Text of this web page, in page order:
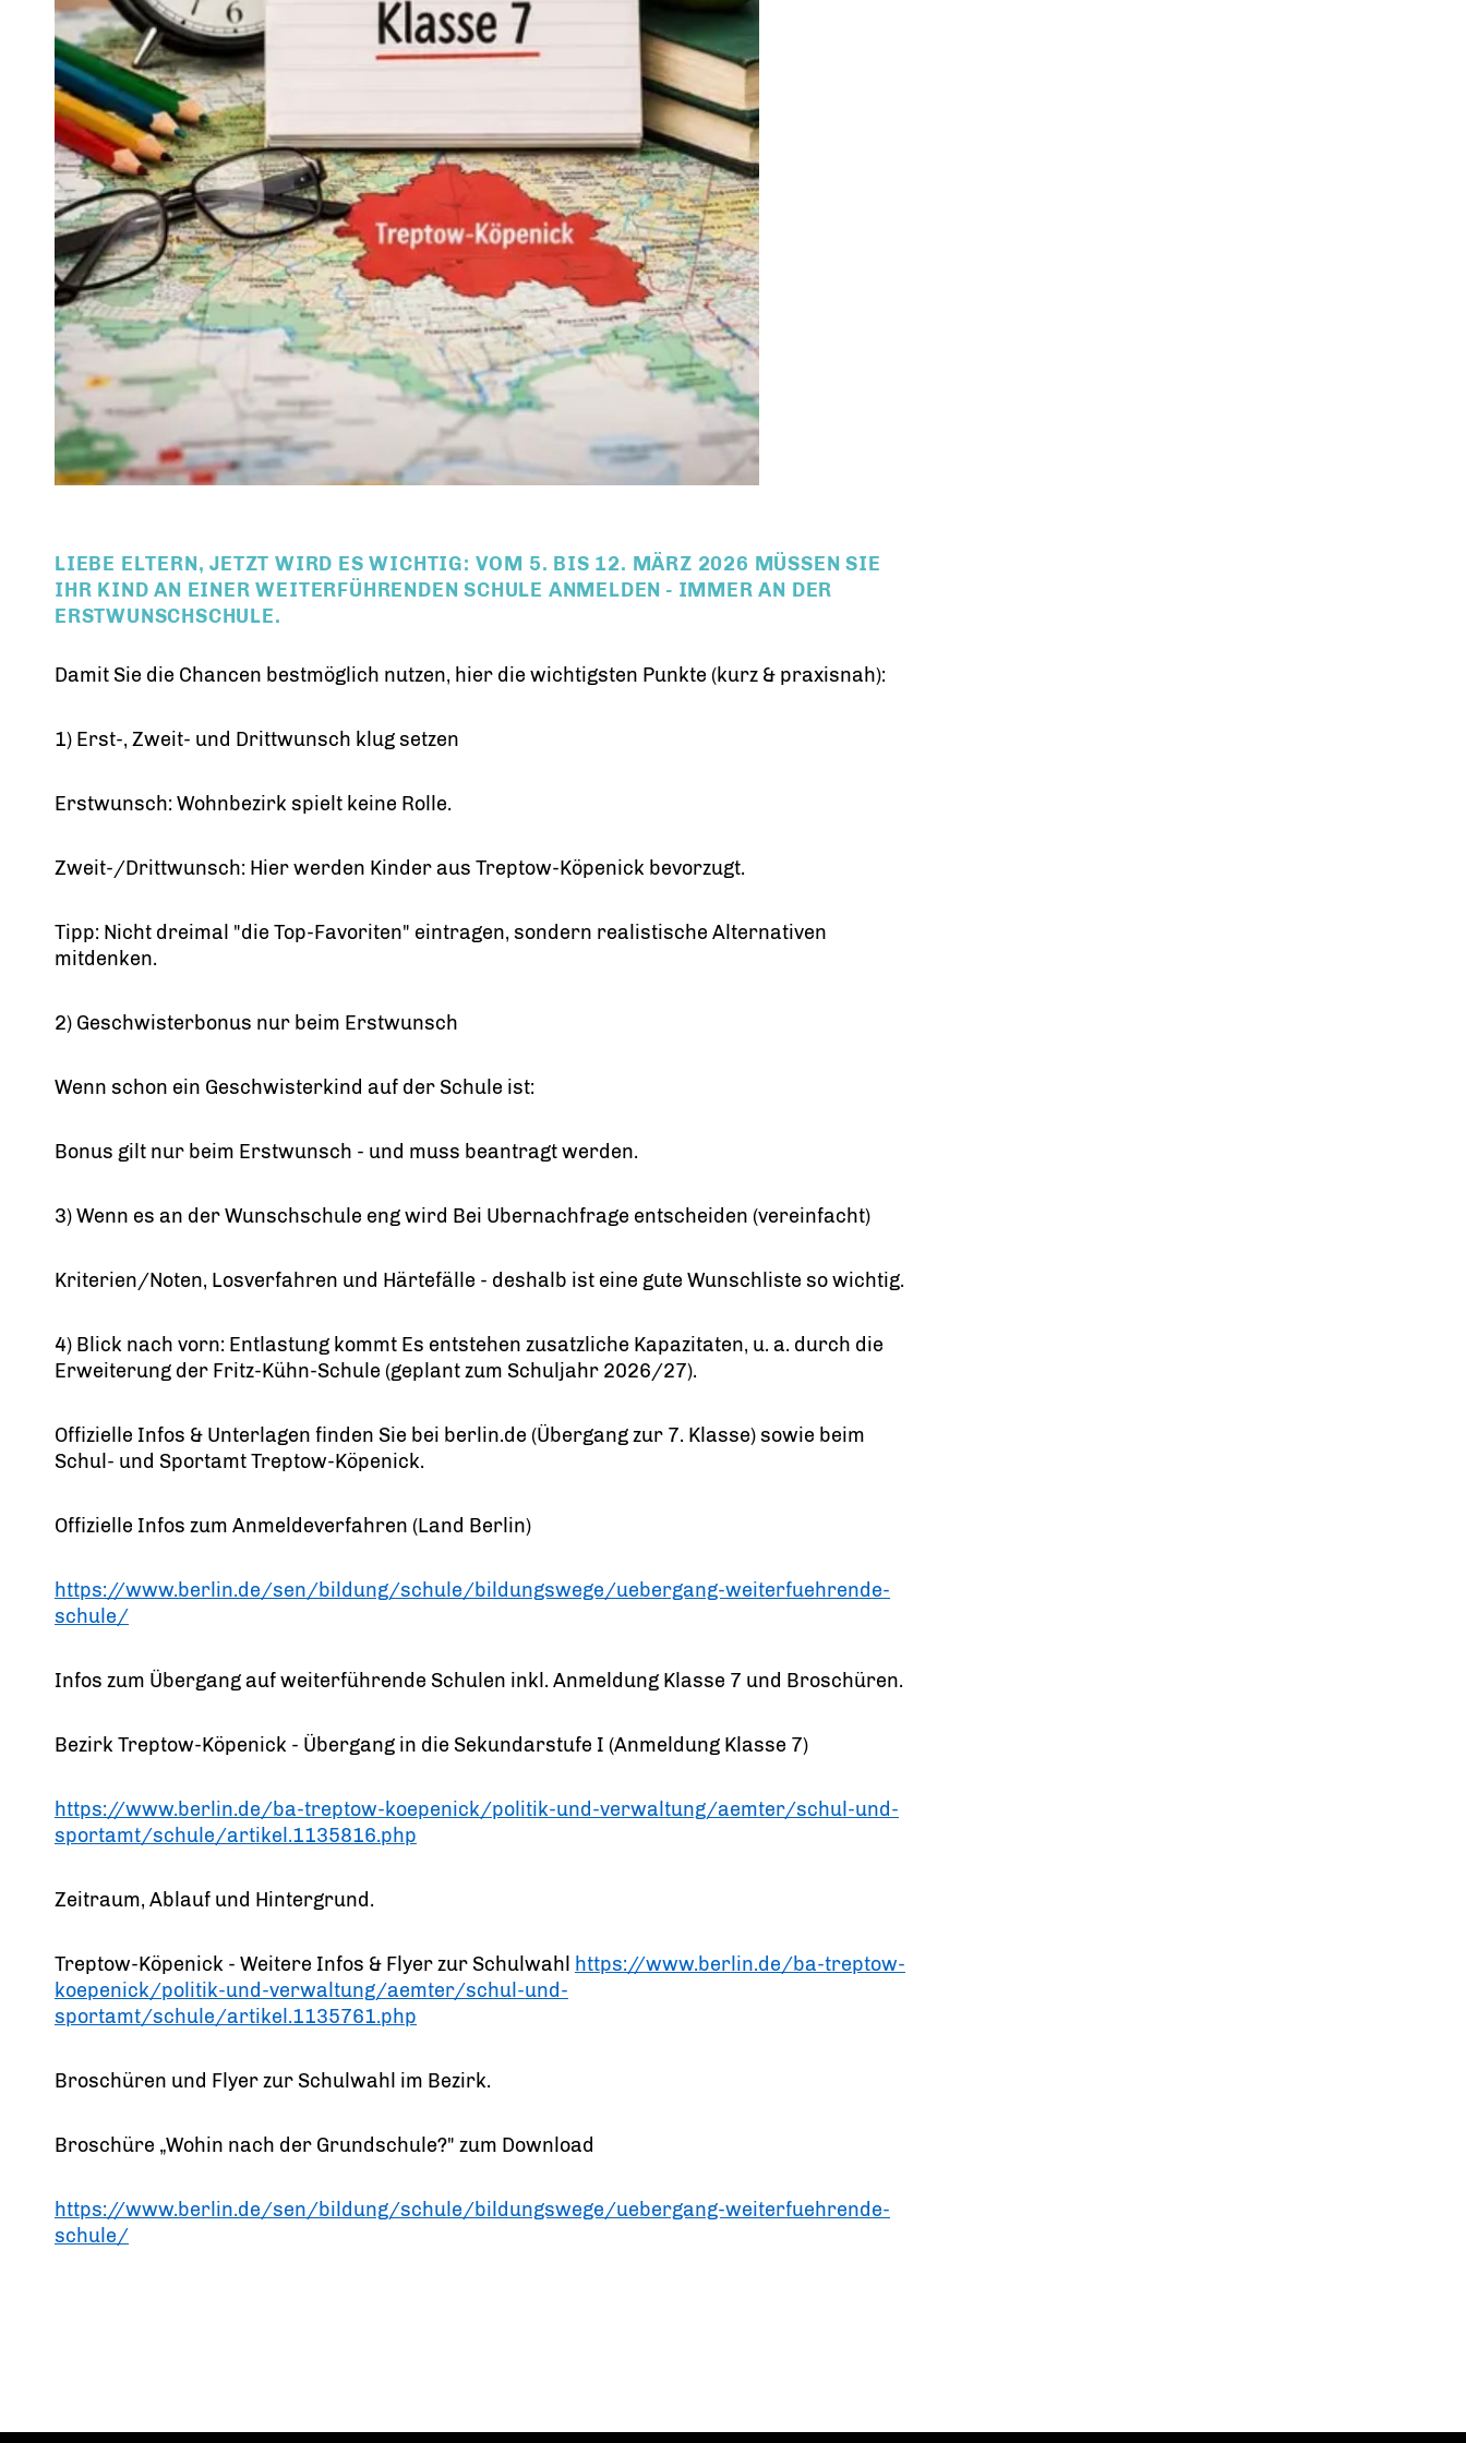
LIEBE ELTERN, JETZT WIRD ES WICHTIG: VOM 5. BIS 12. MÄRZ 2026 MÜSSEN SIE
IHR KIND AN EINER WEITERFÜHRENDEN SCHULE ANMELDEN - IMMER AN DER
ERSTWUNSCHSCHULE.
Damit Sie die Chancen bestmöglich nutzen, hier die wichtigsten Punkte (kurz & praxisnah):
1) Erst-, Zweit- und Drittwunsch klug setzen
Erstwunsch: Wohnbezirk spielt keine Rolle.
Zweit-/Drittwunsch: Hier werden Kinder aus Treptow-Köpenick bevorzugt.
Tipp: Nicht dreimal "die Top-Favoriten" eintragen, sondern realistische Alternativen
mitdenken.
2) Geschwisterbonus nur beim Erstwunsch
Wenn schon ein Geschwisterkind auf der Schule ist:
Bonus gilt nur beim Erstwunsch - und muss beantragt werden.
3) Wenn es an der Wunschschule eng wird Bei Ubernachfrage entscheiden (vereinfacht)
Kriterien/Noten, Losverfahren und Härtefälle - deshalb ist eine gute Wunschliste so wichtig.
4) Blick nach vorn: Entlastung kommt Es entstehen zusatzliche Kapazitaten, u. a. durch die
Erweiterung der Fritz-Kühn-Schule (geplant zum Schuljahr 2026/27).
Offizielle Infos & Unterlagen finden Sie bei berlin.de (Übergang zur 7. Klasse) sowie beim
Schul- und Sportamt Treptow-Köpenick.
Offizielle Infos zum Anmeldeverfahren (Land Berlin)
https://www.berlin.de/sen/bildung/schule/bildungswege/uebergang-weiterfuehrende-
schule/
Infos zum Übergang auf weiterführende Schulen inkl. Anmeldung Klasse 7 und Broschüren.
Bezirk Treptow-Köpenick - Übergang in die Sekundarstufe I (Anmeldung Klasse 7)
https://www.berlin.de/ba-treptow-koepenick/politik-und-verwaltung/aemter/schul-und-
sportamt/schule/artikel.1135816.php
Zeitraum, Ablauf und Hintergrund.
Treptow-Köpenick - Weitere Infos & Flyer zur Schulwahl https://www.berlin.de/ba-treptow-
koepenick/politik-und-verwaltung/aemter/schul-und-
sportamt/schule/artikel.1135761.php
Broschüren und Flyer zur Schulwahl im Bezirk.
Broschüre „Wohin nach der Grundschule?" zum Download
https://www.berlin.de/sen/bildung/schule/bildungswege/uebergang-weiterfuehrende-
schule/